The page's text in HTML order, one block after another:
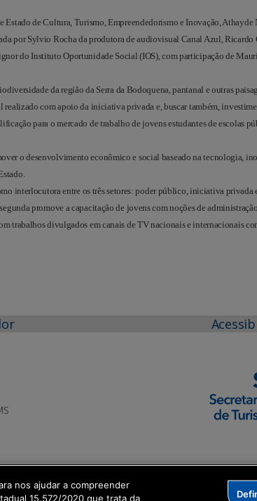
de Cultura, Turismo, Empreendedorismo e Inovação, Athayde
por Sylvio Rocha da produtora de audiovisual Canal Azul, Ricardo
do Instituto Oportunidade Social (IOS), com participação de
da região da Serra da Bodoquena, pantanal e outras
com apoio da iniciativa privada e, buscar também,
para o mercado de trabalho de jovens estudantes de escolas
o desenvolvimento econômico e social baseado na tecnologia,
interlocutora entre os três setores: poder público, iniciativa privada
promove a capacitação de jovens com noções de
trabalhos divulgados em canais de TV nacionais e internacionais
nos ajudar a compreender
15.572/2020 que trata da